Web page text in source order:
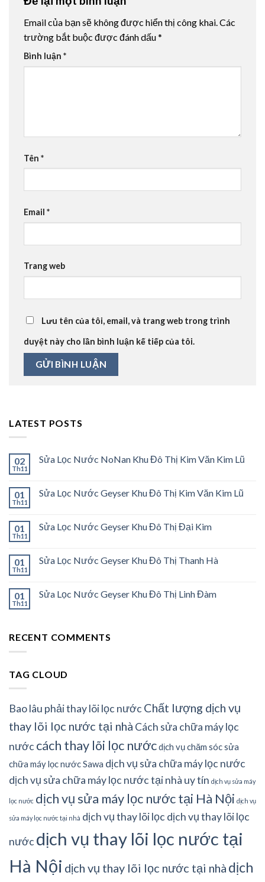
Email của bạn sẽ không được hiển thị công khai.Các
trường bắt buộc được đánh dấu*
Bình luận *
Tên *
Email *
Trang web
Lưu tên của tôi, email, và trang web trong trình
duyệt này cho lần bình luận kế tiếp của tôi.
LATEST POSTS
02
Th11
Sửa Lọc Nước NoNan Khu Đô Thị Kim Văn Kim Lũ
01
Th11
Sửa Lọc Nước Geyser Khu Đô Thị Kim Văn Kim Lũ
01
Th11
Sửa Lọc Nước Geyser Khu Đô Thị Đại Kim
01
Th11
Sửa Lọc Nước Geyser Khu Đô Thị Thanh Hà
01
Th11
Sửa Lọc Nước Geyser Khu Đô Thị Linh Đàm
RECENT COMMENTS
TAG CLOUD
Bao lâu phải thay lõi lọc nước Chất lượng dịch vụ
thay lõi lọc nước tại nhà Cách sửa chữa máy lọc
nước cách thay lõi lọc nướcdịch vụ chăm sóc sửa
chữa máy lọc nước Sawa dịch vụ sửa chữa máy lọc nước
dịch vụ sửa chữa máy lọc nước tại nhà uy tín dịch vụ sửa máy
lọc nước dịch vụ sửa máy lọc nước tại Hà Nội dịch vụ
sửa máy lọc nước tại nhà dịch vụ thay lõi lọc dịch vụ thay lõi lọc
nước dịch vụ thay lõi lọc nước tại
Hà Nội dịch vụ thay lõi lọc nước tại nhà dịch